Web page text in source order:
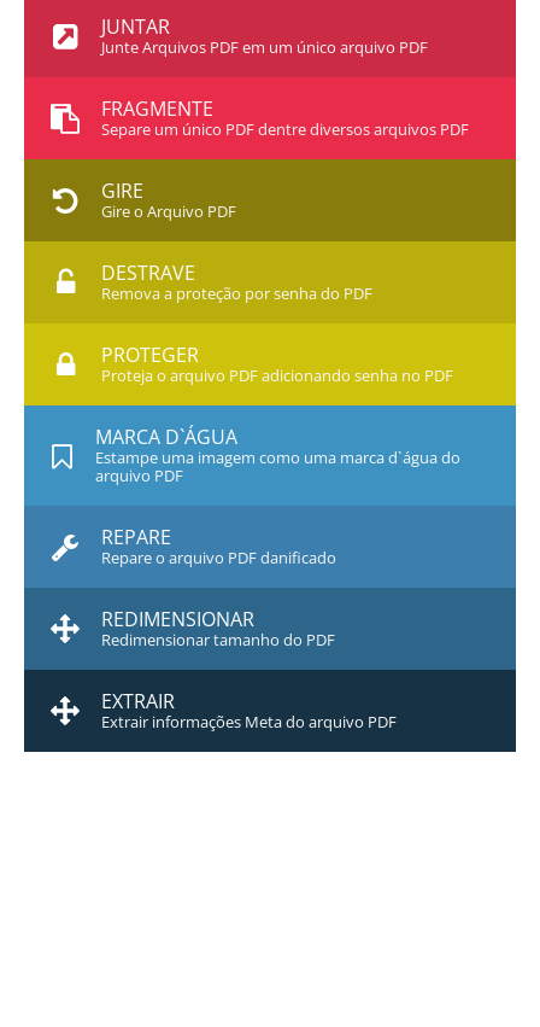
JUNTAR
Junte Arquivos PDF em um único arquivo PDF
FRAGMENTE
Separe um único PDF dentre diversos arquivos PDF
GIRE
Gire o Arquivo PDF
DESTRAVE
Remova a proteção por senha do PDF
PROTEGER
Proteja o arquivo PDF adicionando senha no PDF
MARCA D`ÁGUA
Estampe uma imagem como uma marca d`água do
arquivo PDF
REPARE
Repare o arquivo PDF danificado
REDIMENSIONAR
Redimensionar tamanho do PDF
EXTRAIR
Extrair informações Meta do arquivo PDF